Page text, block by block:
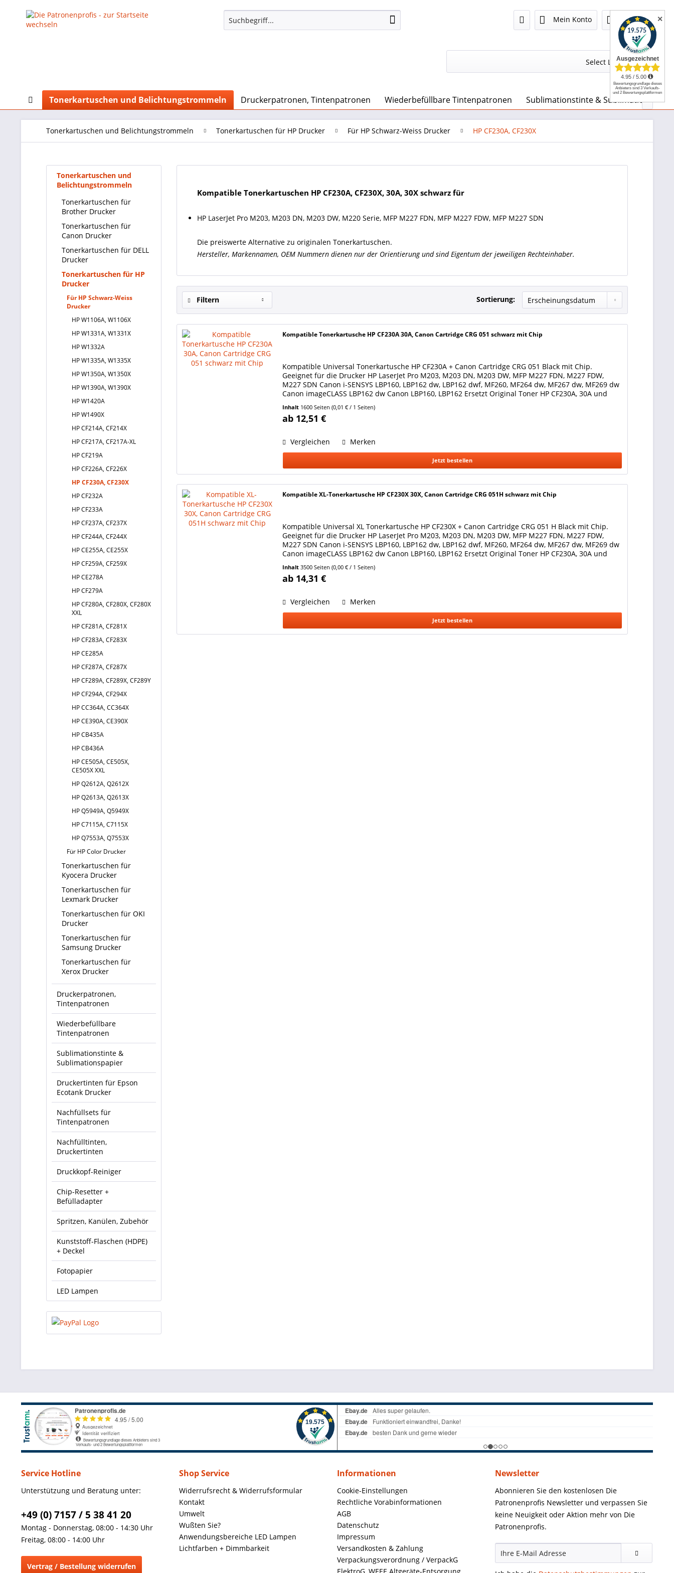
Mein Konto 0,00 €
Select Language▼
Tonerkartuschen und Belichtungstrommeln Druckerpatronen, Tintenpatronen Wiederbefüllbare Tintenpatronen Sublimationstinte & 
Tonerkartuschen und Belichtungstrommeln Tonerkartuschen für HP Drucker Für HP Schwarz-Weiss Drucker HP CF230A, CF230X
Tonerkartuschen und
Belichtungstrommeln
Tonerkartuschen für
Brother Drucker
Tonerkartuschen für
Canon Drucker
Tonerkartuschen für DELL
Drucker
Tonerkartuschen für HP
Drucker
Für HP Schwarz-Weiss
Drucker
HP W1106A, W1106X
HP W1331A, W1331X
HP W1332A
HP W1335A, W1335X
HP W1350A, W1350X
HP W1390A, W1390X
HP W1420A
HP W1490X
HP CF214A, CF214X
HP CF217A, CF217A-XL
HP CF219A
HP CF226A, CF226X
HP CF230A, CF230X
HP CF232A
HP CF233A
HP CF237A, CF237X
HP CF244A, CF244X
HP CE255A, CE255X
HP CF259A, CF259X
HP CE278A
HP CF279A
HP CF280A, CF280X, CF280X
XXL
HP CF281A, CF281X
HP CF283A, CF283X
HP CE285A
HP CF287A, CF287X
HP CF289A, CF289X, CF289Y
HP CF294A, CF294X
HP CC364A, CC364X
HP CE390A, CE390X
HP CB435A
HP CB436A
HP CE505A, CE505X,
CE505X XXL
HP Q2612A, Q2612X
HP Q2613A, Q2613X
HP Q5949A, Q5949X
HP C7115A, C7115X
HP Q7553A, Q7553X
Für HP Color Drucker
Tonerkartuschen für
Kyocera Drucker
Tonerkartuschen für
Lexmark Drucker
Tonerkartuschen für OKI
Drucker
Tonerkartuschen für
Samsung Drucker
Tonerkartuschen für
Xerox Drucker
Druckerpatronen,
Tintenpatronen
Wiederbefüllbare
Tintenpatronen
Sublimationstinte &
Sublimationspapier
Druckertinten für Epson
Ecotank Drucker
Nachfüllsets für
Tintenpatronen
Nachfülltinten,
Druckertinten
Druckkopf-Reiniger
Chip-Resetter +
Befülladapter
Spritzen, Kanülen, Zubehör
Kunststoff-Flaschen (HDPE)
+ Deckel
Fotopapier
LED Lampen
Kompatible Tonerkartuschen HP CF230A, CF230X, 30A, 30X schwarz für
HP LaserJet Pro M203, M203 DN, M203 DW, M220 Serie, MFP M227 FDN, MFP M227 FDW, MFP M227 SDN
Die preiswerte Alternative zu originalen Tonerkartuschen.
Hersteller, Markennamen, OEM Nummern dienen nur der Orientierung und sind Eigentum der jeweiligen Rechteinhaber.
Filtern Sortierung:
Kompatible Tonerkartusche HP CF230A 30A, Canon Cartridge CRG 051 schwarz mit Chip
Kompatible Universal Tonerkartusche HP CF230A + Canon Cartridge CRG 051 Black mit Chip.
Geeignet für die Drucker HP LaserJet Pro M203, M203 DN, M203 DW, MFP M227 FDN, M227 FDW,
M227 SDN Canon i-SENSYS LBP160, LBP162 dw, LBP162 dwf, MF260, MF264 dw, MF267 dw, MF269 dw
Canon imageCLASS LBP162 dw Canon LBP160, LBP162 Ersetzt Original Toner HP CF230A, 30A und
Inhalt 1600 Seiten(0,01 € / 1 Seiten)
ab 12,51 €
Vergleichen Merken
Jetzt bestellen
Kompatible XL-Tonerkartusche HP CF230X 30X, Canon Cartridge CRG 051H schwarz mit Chip
Kompatible Universal XL Tonerkartusche HP CF230X + Canon Cartridge CRG 051 H Black mit Chip.
Geeignet für die Drucker HP LaserJet Pro M203, M203 DN, M203 DW, MFP M227 FDN, M227 FDW,
M227 SDN Canon i-SENSYS LBP160, LBP162 dw, LBP162 dwf, MF260, MF264 dw, MF267 dw, MF269 dw
Canon imageCLASS LBP162 dw Canon LBP160, LBP162 Ersetzt Original Toner HP CF230A, 30A und
Inhalt3500 Seiten(0,00 € / 1 Seiten)
ab 14,31 €
Vergleichen Merken
Jetzt bestellen
✕
Service Hotline
Unterstützung und Beratung unter:
+49 (0) 7157 / 5 38 41 20
Montag - Donnerstag, 08:00 - 14:30 Uhr
Freitag, 08:00 - 14:00 Uhr
Vertrag / Bestellung widerrufen
Shop Service
Widerrufsrecht & Widerrufsformular
Kontakt
Umwelt
Wußten Sie?
Anwendungsbereiche LED Lampen
Lichtfarben + Dimmbarkeit
Informationen
Cookie-Einstellungen
Rechtliche Vorabinformationen
AGB
Datenschutz
Impressum
Versandkosten & Zahlung
Verpackungsverordnung / VerpackG
Newsletter
Abonnieren Sie den kostenlosen Die
Patronenprofis Newsletter und verpassen Sie
keine Neuigkeit oder Aktion mehr von Die
Patronenprofis.